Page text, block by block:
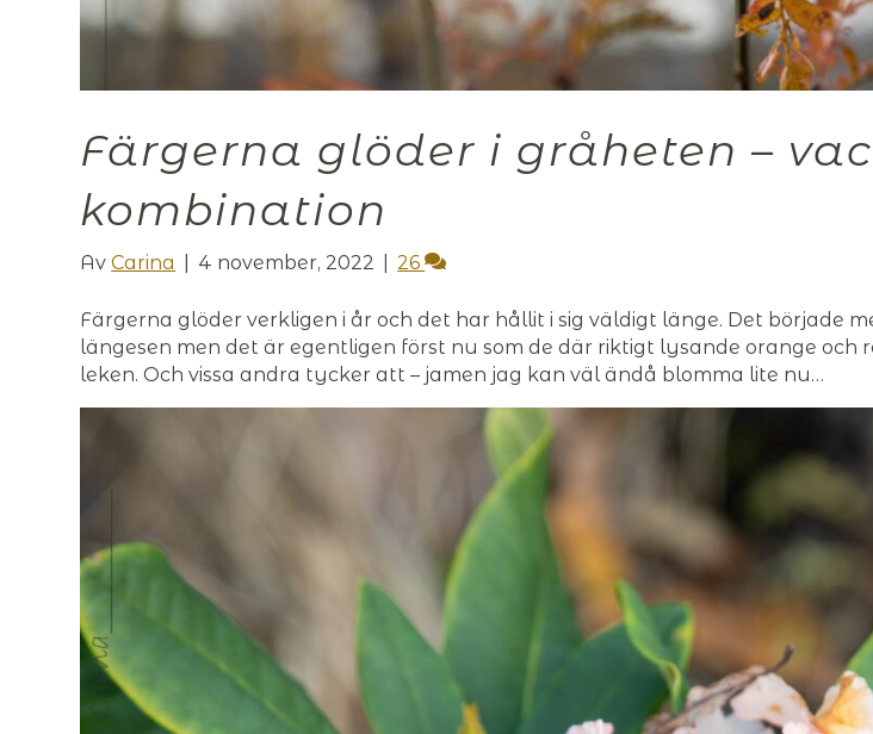
Färgerna glöder i gråheten –
kombination
AvCarina 4 november, 2022 26
Färgerna glöder verkligen i år och det har hållit i sig väldigt länge. Det började
längesen men det är egentligen först nu som de där riktigt lysande orange och
leken. Och vissa andra tycker att – jamen jag kan väl ändå blomma lite nu…